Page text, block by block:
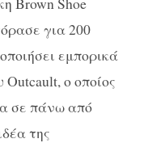
για 200
εμπορικά
ο οποίος
σε πάνω από
της